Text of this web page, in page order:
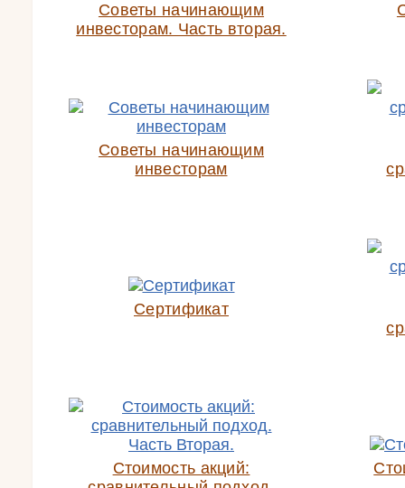
Советы начинающим
инвесторам. Часть вторая.
Советы начинающим
инвесторам
Сертификат
Стоимость акций: